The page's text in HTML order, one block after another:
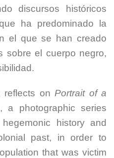
discursos históricos
ha predominado la
el que se han creado
sobre el cuerpo negro,
reflects on Portrait of a
, a photographic series
history and
past, in order to
that was victim